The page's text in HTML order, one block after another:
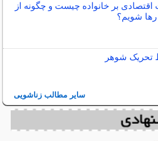
اقتصادی بر خانواده چیست و چگونه از
شویم؟
تحریک شوهر
سایر مطالب زناشویی